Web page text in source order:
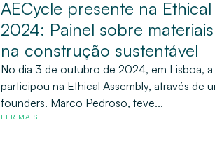
AECycle presente na
2024: Painel sobre
na construção sustentável
No dia 3 de outubro de 2024, em Lisboa,
participou na Ethical Assembly, através de
founders. Marco Pedroso, teve...
LER MAIS +